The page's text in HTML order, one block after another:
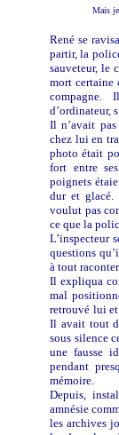
Mais
René se
partir, la
sauveteur, le
mort certaine
compagne.
d’ordinateur,
Il n’avait
chez lui en
photo était
fort entre
poignets
dur et
voulut pas
ce que la
L’inspecteur
questions
à tout
Il expliqua
mal
retrouvé lui
Il avait tout
sous silence
une fausse
pendant
mémoire.
Depuis,
amnésie
les archives